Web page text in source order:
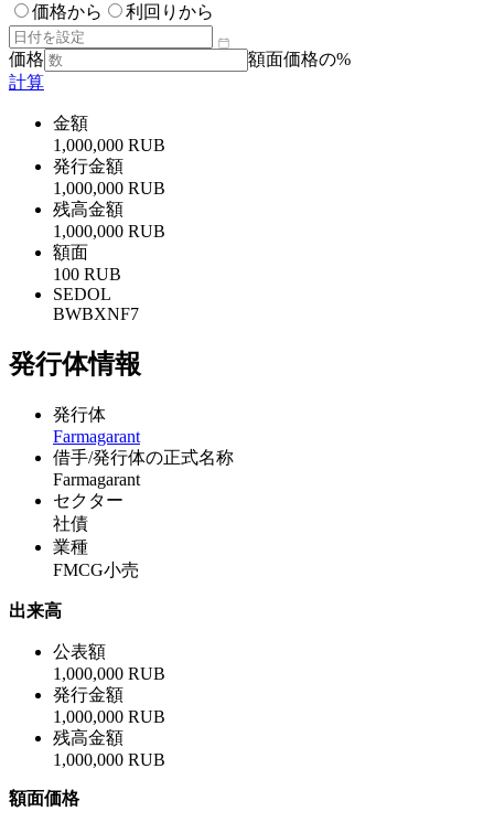
価格から
利回りから
価格
額面価格の%
計算
金額
1,000,000 RUB
発行金額
1,000,000 RUB
残高金額
1,000,000 RUB
額面
100 RUB
SEDOL
BWBXNF7
発行体情報
発行体
Farmagarant
借手/発行体の正式名称
Farmagarant
セクター
社債
業種
FMCG小売
出来高
公表額
1,000,000 RUB
発行金額
1,000,000 RUB
残高金額
1,000,000 RUB
額面価格